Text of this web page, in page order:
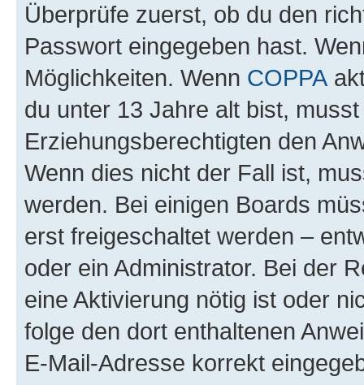
Überprüfe zuerst, ob du den
Passwort eingegeben hast.
Möglichkeiten. Wenn COPPA
du unter 13 Jahre alt bist,
Erziehungsberechtigten den
Wenn dies nicht der Fall ist,
werden. Bei einigen Boards
erst freigeschaltet werden –
oder ein Administrator. Bei der
eine Aktivierung nötig ist oder
folge den dort enthaltenen
E-Mail-Adresse korrekt